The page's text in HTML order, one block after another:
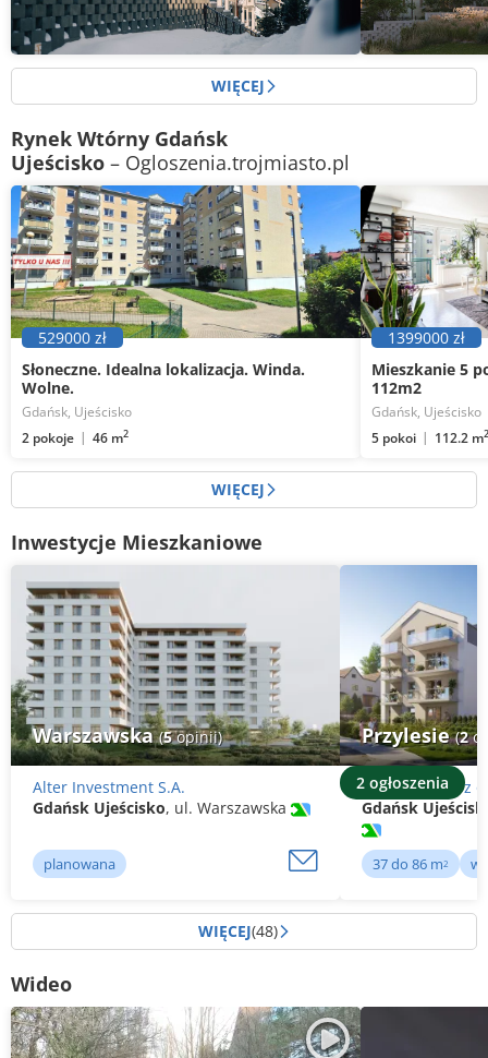
WIĘCEJ
Rynek Wtórny Gdańsk
Ujeścisko – Ogloszenia.trojmiasto.pl
Słoneczne. Idealna lokalizacja. Winda.
Wolne.
529000 zł
Gdańsk, Ujeścisko
2 pokoje
46 m2
Mieszkanie 5
112m2
1399000 zł
Gdańsk, Ujeścisko
5 pokoi
112.2 m2
WIĘCEJ
Inwestycje Mieszkaniowe
Warszawska(5opinii)
Alter Investment S.A.
Gdańsk Ujeścisko, ul. Warszawska
planowana
Przylesie(2
2 ogłoszenia
Inwesting Sp. z
Gdańsk
37 do 86 m2 w
WIĘCEJ(48)
Wideo